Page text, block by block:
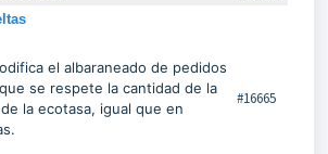
el albaraneado de pedidos
se respete la cantidad de la
la ecotasa, igual que en
#16665